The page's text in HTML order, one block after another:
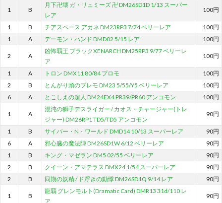
1 B
月下卍壊 ガ・リュミーズ 卍 DM26SD1D 1/13 スーパー
レア
100円
1 B チアスペース アカネ DM23RP3 7/74 ベリーレア
100円
1
A デーモン・ハンド DMD02 5/15 レア 100円
2 A
凶怖覇王 ブラックXENARCH DM25RP3 9/77 ベリーレ
ア
100円
1 A トロン DMX11 80/84 プロモ
100円
2
B とんがり頭のブレモ DM23 5/55/Y5 ベリーレア
100円
6
A とこしえの超人 DM24EX4 PR39/PR60 アンコモン 100円
1 A
混沌の獅子デスライガー / カオス・チャージャー(トレ
ジャー) DM26RP1 TD5/TD5 アンコモン
90円
1 B サイバー・N・ワールド DMD14 10/13 スーパーレア
90円
6
A 邪心臓の魔法陣 DM26SD1W 6/12 ベリーレア
90円
1
B キング・マゼラン DM5 02/55 ベリーレア
90円
2
B クイーン・アマテラス DMX24 1/54 スーパーレア
90円
2
B 同期の妖精 / ド浮きの動悸 DM26SD1Q 9/14 レア 90円
1 B
龍覇 グレンモルト(Dramatic Card) DMR13 31d/110 レ
ア
90円